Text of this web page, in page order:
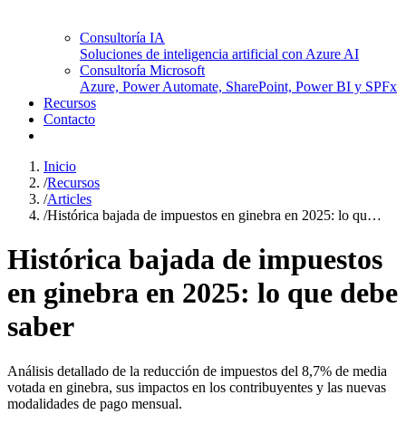
Consultoría IA
Soluciones de inteligencia artificial con Azure AI
Consultoría Microsoft
Azure, Power Automate, SharePoint, Power BI y SPFx
Recursos
Contacto
Inicio
/Recursos
/Articles
/Histórica bajada de impuestos en ginebra en 2025: lo qu…
Histórica bajada de impuestos
en ginebra en 2025: lo que debe
saber
Análisis detallado de la reducción de impuestos del 8,7% de media
votada en ginebra, sus impactos en los contribuyentes y las nuevas
modalidades de pago mensual.